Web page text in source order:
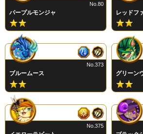
パープルモンジャ
No.80
レッドフ
ブルームース
No.373
グリーン
No.375